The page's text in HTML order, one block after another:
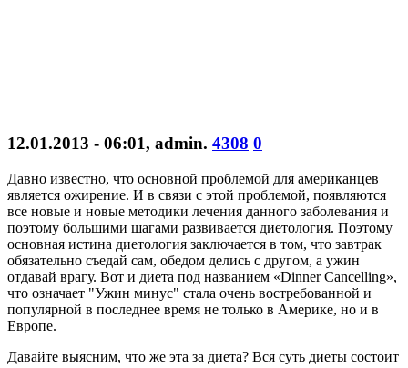
12.01.2013 - 06:01, admin. 4308 0
Давно известно, что основной проблемой для американцев
является ожирение. И в связи с этой проблемой, появляются
все новые и новые методики лечения данного заболевания и
поэтому большими шагами развивается диетология. Поэтому
основная истина диетология заключается в том, что завтрак
обязательно съедай сам, обедом делись с другом, а ужин
отдавай врагу. Вот и диета под названием «Dinner Cancelling»,
что означает "Ужин минус" стала очень востребованной и
популярной в последнее время не только в Америке, но и в
Европе.
Давайте выясним, что же эта за диета? Вся суть диеты состоит